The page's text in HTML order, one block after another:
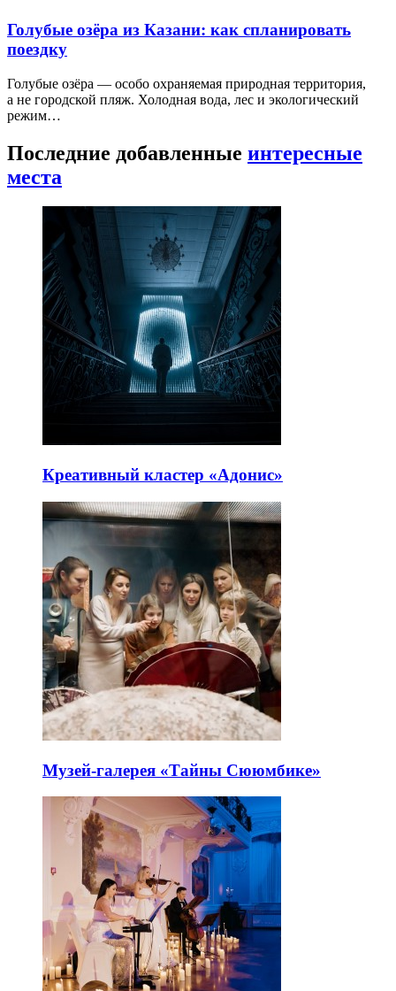
Голубые озёра из Казани: как спланировать
поездку
Голубые озёра — особо охраняемая природная территория,
а не городской пляж. Холодная вода, лес и экологический
режим…
Последние добавленные интересные
места
Креативный кластер «Адонис»
Музей-галерея «Тайны Сююмбике»